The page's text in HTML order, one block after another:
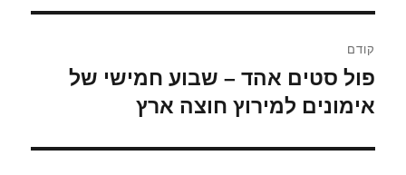
קודם
הפוסט
הקודם:
פול סטים אהד – שבוע חמישי של
אימונים למירוץ חוצה ארץ